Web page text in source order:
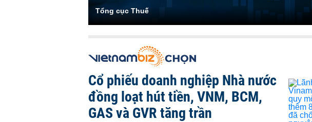
Tổng cục Thuế
Cổ phiếu doanh nghiệp Nhà nước
đồng loạt hút tiền, VNM, BCM,
GAS và GVR tăng trần